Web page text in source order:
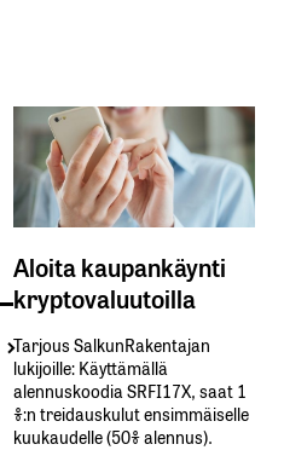
Aloita kaupankäynti
kryptovaluutoilla
Tarjous SalkunRakentajan
lukijoille: Käyttämällä​ ​
alennuskoodia​ ​SRFI17X,​ ​saat​ ​1
%:n treidauskulut​ ​ensimmäiselle​ ​
kuukaudelle​ ​(50%​ ​alennus).